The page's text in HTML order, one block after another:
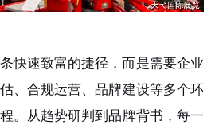
快速致富的捷径，而是需要企业
、合规运营、品牌建设等多个环
。从趋势研判到品牌背书，每一